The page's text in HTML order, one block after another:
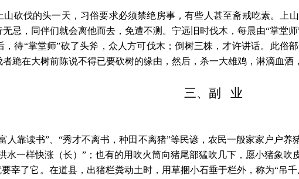
山砍伐的头一天，习俗要求必须禁绝房事，有些人甚至斋戒吃素。上
忌，同伴们就会离他而去，免遭不测。宁远旧时伐木，每晨由“掌堂
待“掌堂师”砍了头斧，众人方可伐木；倒树三株，才许讲话。此俗
跪在大树前陈说不得已要砍树的缘由，然后，杀一大雄鸡，淋滴血酒
三、副 业
人靠读书”、“秀才不离书，种田不离猪”等民谚，农民一般家家户户
水一样快涨（长）”；也有的用吹火筒向猪尾部猛吹几下，愿小猪象
宰了它。在道县，出猪栏粪动土时，用草捆小石垂于栏外，称为“吊